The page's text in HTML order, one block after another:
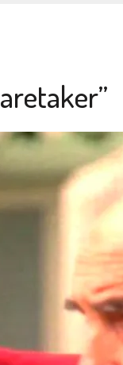
STRANGE NEW WORDS
FÃS AXANAR HORAS APÓS
INCIDENT” (4×02)
ERA NA SDCC
SOBRE DIFERENTES PONTOS
DISPONÍVEL EM PRÉ-VENDA!
DE , CHEGA